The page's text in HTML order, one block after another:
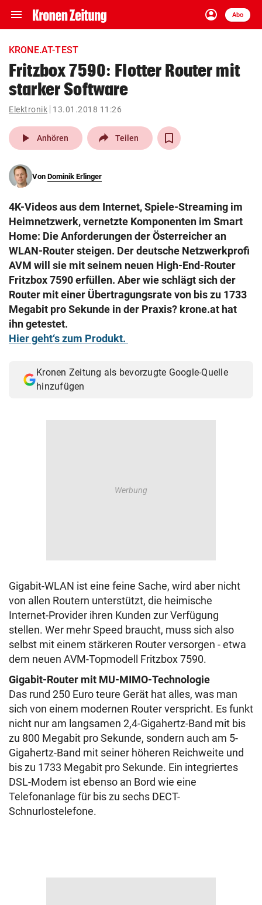
menu Navigation
ein-/ausklappen
account_circle
Anmelden
Abo
close Schließen
account_circle Anmelden
pin_drop
Wien arrow_right
search
eingeben
© Krone Multimedia GmbH & Co KG 2026
Muthgasse 2, 1190 Wien
KRONE.AT-TEST
Fritzbox 7590: Flotter Router mit
starker Software
Elektronik 13.01.2018 11:26
play_arrow Anhören Teilen
Von Dominik Erlinger
4K-Videos aus dem Internet, Spiele-Streaming im
Heimnetzwerk, vernetzte Komponenten im Smart
Home: Die Anforderungen der Österreicher an
WLAN-Router steigen. Der deutsche Netzwerkprofi
AVM will sie mit seinem neuen High-End-Router
Fritzbox 7590 erfüllen. Aber wie schlägt sich der
Router mit einer Übertragungsrate von bis zu 1733
Megabit pro Sekunde in der Praxis? krone.at hat
ihn getestet.
Hier geht‘s zum Produkt.
Kronen Zeitung als bevorzugte Google-Quelle
hinzufügen
Gigabit-WLAN ist eine feine Sache, wird aber nicht
von allen Routern unterstützt, die heimische
Internet-Provider ihren Kunden zur Verfügung
stellen. Wer mehr Speed braucht, muss sich also
selbst mit einem stärkeren Router versorgen - etwa
dem neuen AVM-Topmodell Fritzbox 7590.
Gigabit-Router mit MU-MIMO-Technologie
Das rund 250 Euro teure Gerät hat alles, was man
sich von einem modernen Router verspricht. Es funkt
nicht nur am langsamen 2,4-Gigahertz-Band mit bis
zu 800 Megabit pro Sekunde, sondern auch am 5-
Gigahertz-Band mit seiner höheren Reichweite und
bis zu 1733 Megabit pro Sekunde. Ein integriertes
DSL-Modem ist ebenso an Bord wie eine
Telefonanlage für bis zu sechs DECT-
Schnurlostelefone.